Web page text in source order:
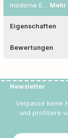
moderne E… Mehr
Eigenschaften
Bewertungen
Newsletter
Verpasse keine
und profitiere